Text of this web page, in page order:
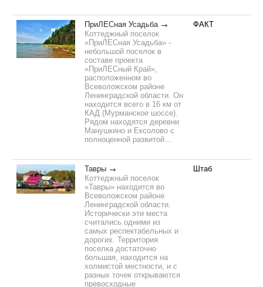
ПриЛЕСная Усадьба
Коттеджный поселок
«ПриЛЕСная Усадьба» -
небольшой поселок в
составе проекта
«ПриЛЕСный Край»,
расположенном во
Всеволожском районе
Ленинградской области. Он
находится всего в 16 км от
КАД (Мурманское шоссе).
Рядом находятся деревни
Манушкино и Ексолово с
полноценной развитой...
ФАКТ
Тавры
Коттеджный поселок
«Тавры» находится во
Всеволожском районе
Ленинградской области.
Исторически эти места
считались одними из
самых респектабельных и
дорогих. Территория
поселка достаточно
большая, находится на
холмистой местности, и с
разных точек открываются
превосходные
Штаб